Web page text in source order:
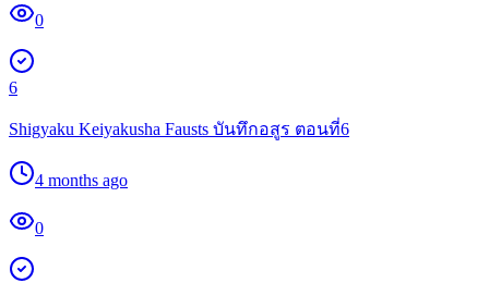
0
6
Shigyaku Keiyakusha Fausts บันทึกอสูร ตอนที่6
4 months ago
0